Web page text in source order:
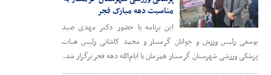
مناسبت دهه مبارک فجر
این برنامه با حضور دکتر مهدی صید
یوسفی رئیس ورزش و جوانان گرمسار و محمد کاشانی رئیس هیات
پزشکی ورزشی شهرستان گرمسار همزمان با ایام‌الله دهه فجر برگزار شد.